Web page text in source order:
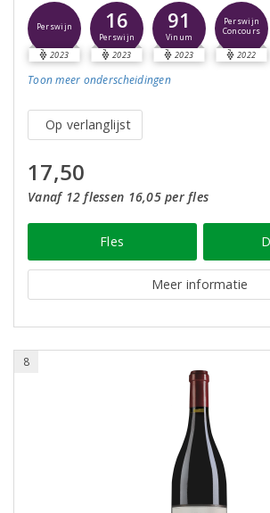
Perswijn
2023
16
Perswijn
2023
91
Vinum
2023
Perswijn
Concours
2022
Toon meer onderscheidingen
Op verlanglijst
17,50
Vanaf 12 flessen 16,05 per fles
Fles
Meer informatie
8